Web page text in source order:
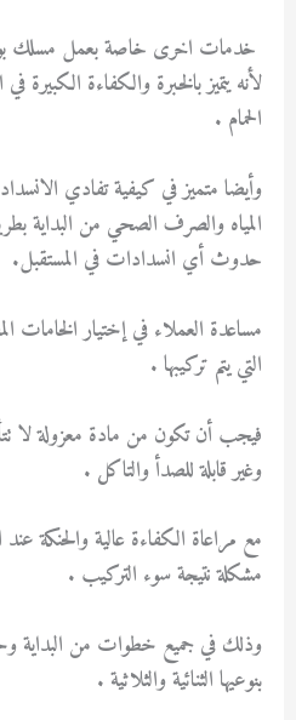
خدمات اخرى خاصة بعمل مسلك
لأنه يتميز بالخبرة والكفاءة الكبيرة
الحمام .
وأيضا متميز في كيفية تفادي
المياه والصرف الصحي من البداية
حدوث أي انسدادات في المستقبل.
مساعدة العملاء في إختيار الخامات
التي يتم تركيبها .
فيجب أن تكون من مادة معزولة لا
وغير قابلة للصدأ والتاكل .
مع مراعاة الكفاءة عالية والحنكة
مشكلة نتيجة سوء التركيب .
وذلك في جميع خطوات من البداية
بنوعيها الثنائية والثلاثية .